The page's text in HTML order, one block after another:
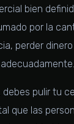
bien
por la
perder
debes pulir tu
que las